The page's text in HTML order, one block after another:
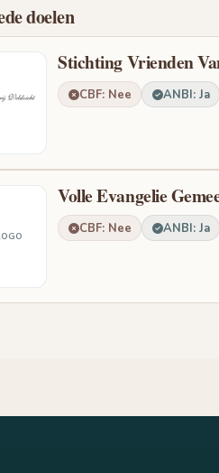
doelen
Stichting Vrienden
CBF: Nee ANBI: Ja
Volle Evangelie
CBF: Nee ANBI: Ja